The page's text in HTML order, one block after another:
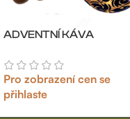
ADVENTNÍ KÁVA
Pro zobrazení cen se
přihlaste